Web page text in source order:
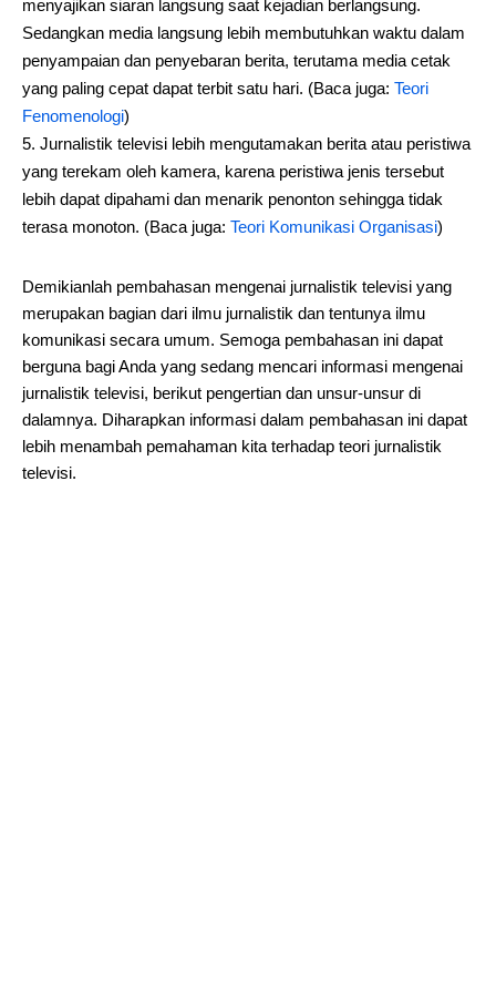
menyajikan siaran langsung saat kejadian berlangsung.
Sedangkan media langsung lebih membutuhkan waktu dalam
penyampaian dan penyebaran berita, terutama media cetak
yang paling cepat dapat terbit satu hari. (Baca juga: Teori
Fenomenologi)
Jurnalistik televisi lebih mengutamakan berita atau peristiwa
yang terekam oleh kamera, karena peristiwa jenis tersebut
lebih dapat dipahami dan menarik penonton sehingga tidak
terasa monoton. (Baca juga: Teori Komunikasi Organisasi)
Demikianlah pembahasan mengenai jurnalistik televisi yang
merupakan bagian dari ilmu jurnalistik dan tentunya ilmu
komunikasi secara umum. Semoga pembahasan ini dapat
berguna bagi Anda yang sedang mencari informasi mengenai
jurnalistik televisi, berikut pengertian dan unsur-unsur di
dalamnya. Diharapkan informasi dalam pembahasan ini dapat
lebih menambah pemahaman kita terhadap teori jurnalistik
televisi.